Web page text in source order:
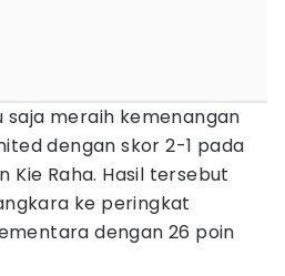
saja meraih kemenangan
dengan skor 2-1 pada
Kie Raha. Hasil tersebut
ke peringkat
dengan 26 poin